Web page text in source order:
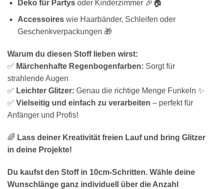
Deko für Partysoder Kinderzimmer 🎉🏠
Accessoireswie Haarbänder, Schleifen oder
Geschenkverpackungen 🎁
Warum du diesen Stoff lieben wirst:
✅ Märchenhafte Regenbogenfarben: Sorgt für
strahlende Augen
✅ Leichter Glitzer: Genau die richtige Menge Funkeln ✨
✅ Vielseitig und einfach zu verarbeiten – perfekt für
Anfänger und Profis!
🌈 Lass deiner Kreativität freien Lauf und bring Glitzer
in deine Projekte!
Du kaufst den Stoff in 10cm-Schritten. Wähle deine
Wunschlänge ganz individuell über die Anzahl